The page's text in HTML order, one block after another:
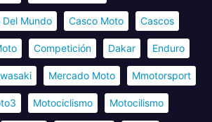
Mundo Casco Moto Cascos
Competición Dakar Enduro
Mercado Moto Mmotorsport
Motociclismo Motocilismo